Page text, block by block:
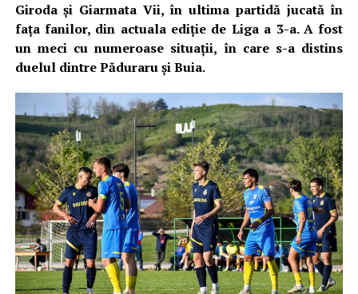
Giroda și Giarmata Vii, în ultima partidă jucată în
fața fanilor, din actuala ediție de Liga a 3-a. A fost
un meci cu numeroase situații, în care s-a distins
duelul dintre Păduraru și Buia.